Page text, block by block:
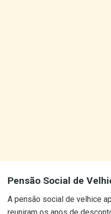
Pensão Social de
A pensão social de velhice
reuniram os anos de